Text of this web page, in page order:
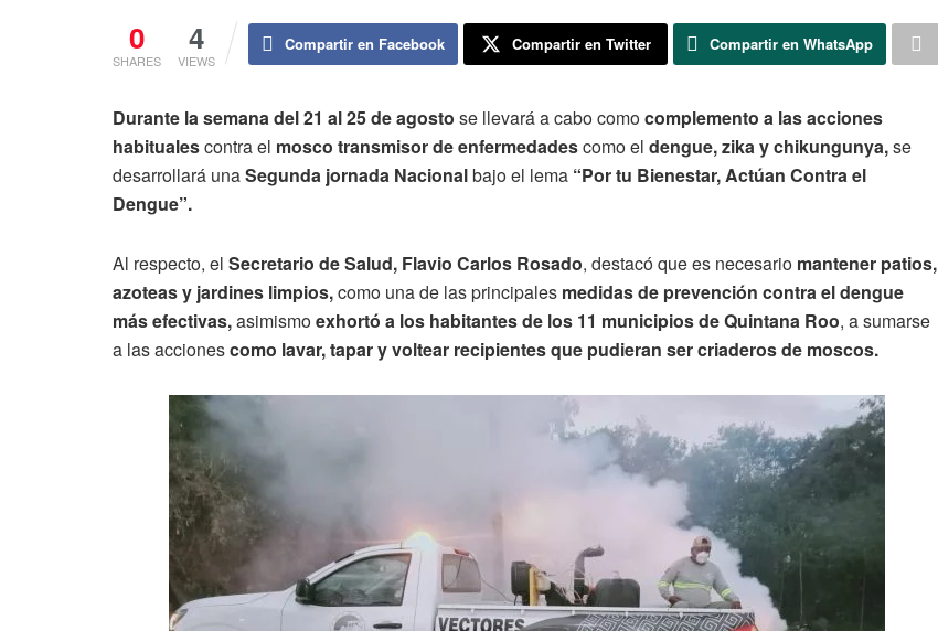
0
SHARES
4
VIEWS
Compartir en Facebook Compartir en Twitter Compartir en WhatsApp
Durante la semana del 21 al 25 de agosto se llevará a cabo comocomplemento a las acciones
habitualescontra el mosco transmisor de enfermedadescomo el dengue, zika y chikungunya,se
desarrollará unaSegunda jornada Nacionalbajo el lema “Por tu Bienestar, Actúan Contra el
Dengue”.
Al respecto, el Secretario de Salud, Flavio Carlos Rosado, destacó que es necesario mantener patios,
azoteas y jardines limpios,como una de las principales medidas de prevención contra el dengue
más efectivas,asimismoexhortó a los habitantes de los 11 municipios de Quintana Roo, a sumarse
a las accionescomo lavar, tapar y voltear recipientes que pudieran ser criaderos de moscos.